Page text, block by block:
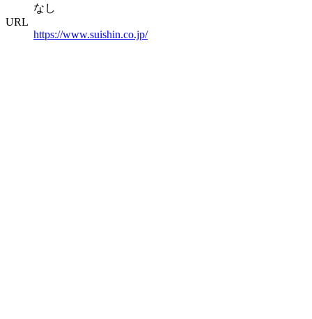
なし
URL
https://www.suishin.co.jp/